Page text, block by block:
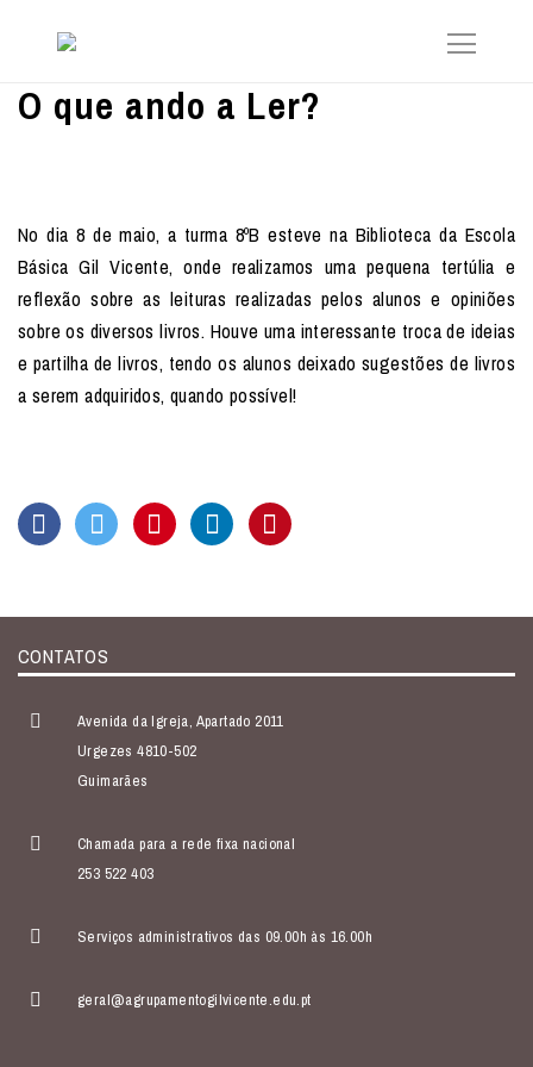
O que ando a Ler?
No dia 8 de maio, a turma 8ºB esteve na Biblioteca da Escola
Básica Gil Vicente, onde realizamos uma pequena tertúlia e
reflexão sobre as leituras realizadas pelos alunos e opiniões
sobre os diversos livros. Houve uma interessante troca de ideias
e partilha de livros, tendo os alunos deixado sugestões de livros
a serem adquiridos, quando possível!
CONTATOS
Avenida da Igreja, Apartado 2011
Urgezes 4810-502
Guimarães
Chamada para a rede fixa nacional
253 522 403
Serviços administrativos das 09.00h às 16.00h
geral@agrupamentogilvicente.edu.pt